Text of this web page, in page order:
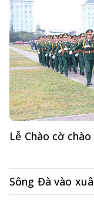
Lễ Chào cờ
Sông Đà vào